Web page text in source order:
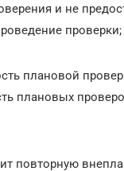
и не
проверки;
плановой
плановых
повторную